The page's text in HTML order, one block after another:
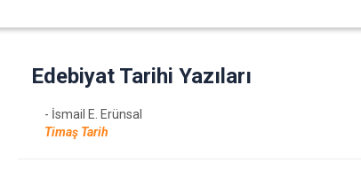
Edebiyat Tarihi Yazıları
- İsmail E. Erünsal
Timaş Tarih